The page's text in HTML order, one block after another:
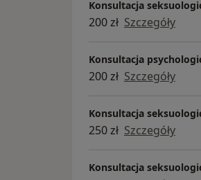
Konsultacja
200 zł Szczegóły
Konsultacja
200 zł Szczegóły
Konsultacja
250 zł Szczegóły
Konsultacja